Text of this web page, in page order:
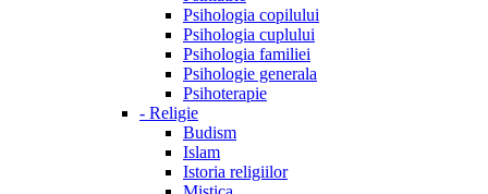
Psihologia copilului
Psihologia cuplului
Psihologia familiei
Psihologie generala
Psihoterapie
- Religie
Budism
Islam
Istoria religiilor